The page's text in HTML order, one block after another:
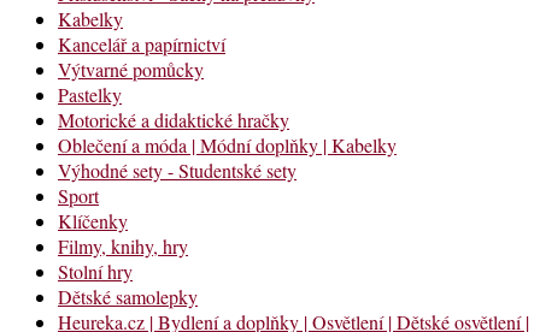
Kabelky
Kancelář a papírnictví
Výtvarné pomůcky
Pastelky
Motorické a didaktické hračky
Oblečení a móda | Módní doplňky | Kabelky
Výhodné sety - Studentské sety
Sport
Klíčenky
Filmy, knihy, hry
Stolní hry
Dětské samolepky
Heureka.cz | Bydlení a doplňky | Osvětlení | Dětské osvětlení |